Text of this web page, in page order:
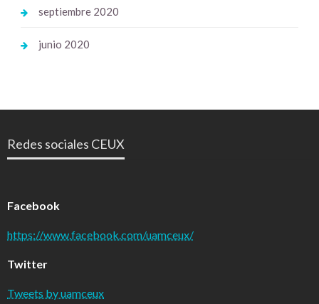
septiembre 2020
junio 2020
Redes sociales CEUX
Facebook
https://www.facebook.com/uamceux/
Twitter
Tweets by uamceux